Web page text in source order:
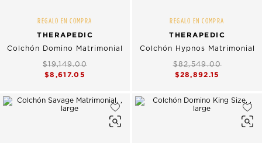
REGALO EN COMPRA
THERAPEDIC
Colchón Domino Matrimonial
$19,149.00
$8,617.05
REGALO EN COMPRA
THERAPEDIC
Colchón Hypnos Matrimonial
$82,549.00
$28,892.15